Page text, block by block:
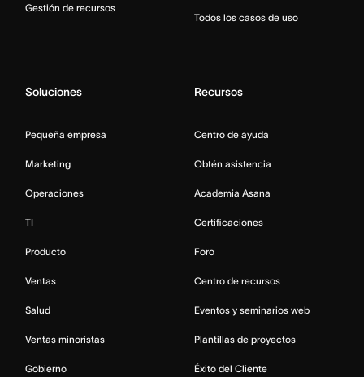
Gestión de recursos
Todos los casos de uso
Soluciones
Pequeña empresa
Marketing
Operaciones
TI
Producto
Ventas
Salud
Ventas minoristas
Gobierno
Recursos
Centro de ayuda
Obtén asistencia
Academia Asana
Certificaciones
Foro
Centro de recursos
Eventos y seminarios web
Plantillas de proyectos
Éxito del Cliente